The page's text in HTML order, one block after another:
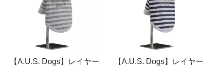
【A.U.S. Dogs】レイヤー
【A.U.S. Dogs】レイヤー